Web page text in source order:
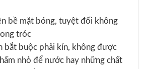
bề mặt bóng, tuyệt đối không
tróc
bắt buộc phải kín, không được
nhỏ để nước hay những chất